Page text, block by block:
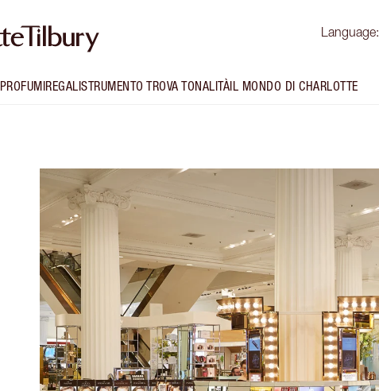
Language:
PROFUMIREGALISTRUMENTO TROVA TONALITÀIL MONDO DI CHARLOTTE